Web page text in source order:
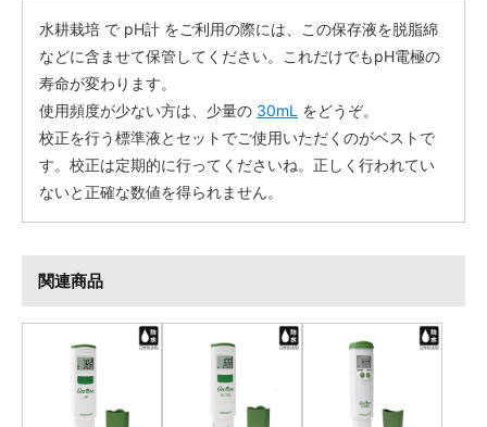
水耕栽培 で pH計 をご利用の際には、この保存液を脱脂綿
などに含ませて保管してください。これだけでもpH電極の
寿命が変わります。
使用頻度が少ない方は、少量の 30mL をどうぞ。
校正を行う標準液とセットでご使用いただくのがベストで
す。校正は定期的に行ってくださいね。正しく行われてい
ないと正確な数値を得られません。
関連商品